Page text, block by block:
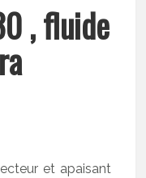
, fluide
et apaisant